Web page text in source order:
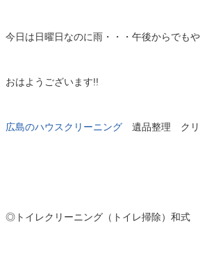
今日は日曜日なのに雨・・・午後からでも
おはようございます!!
広島のハウスクリーニング 遺品整理 クリ
◎トイレクリーニング（トイレ掃除）和式